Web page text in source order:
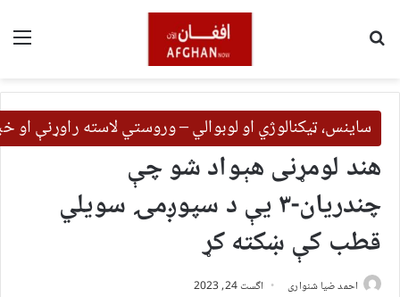
ساینس، ټیکنالوژي او لوبوالي – وروستي لاسته راوړنې او
هند لومړنی هېواد شو چې
چندریان-۳ یې د سپوږمۍ سویلي
قطب کې ښکته کړ
احمد ضیا شنواری اگست 24, 2023